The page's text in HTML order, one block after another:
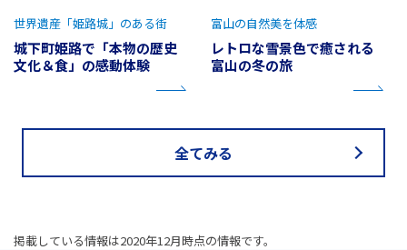
城下町姫路で「本物の歴史
文化＆食」の感動体験
世界遺産「姫路城」のある街
レトロな雪景色で癒される
富山の冬の旅
富山の自然美を体感
全てみる
掲載している情報は2020年12月時点の情報です。